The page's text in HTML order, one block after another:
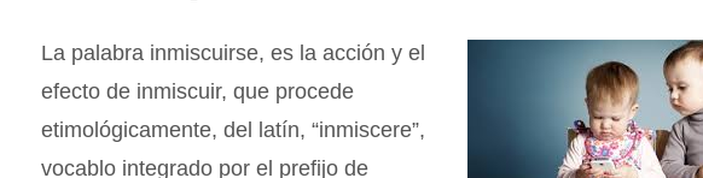
La palabra inmiscuirse, es la acción y el
efecto de inmiscuir, que procede
etimológicamente, del latín, “inmiscere”,
vocablo integrado por el prefijo de